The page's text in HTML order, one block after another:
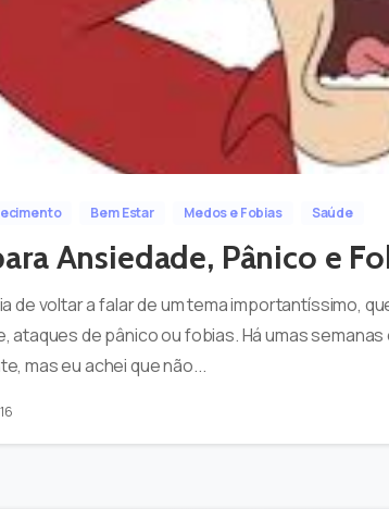
Bem Estar Medos e Fobias Saúde
Ansiedade, Pânico e
de voltar a falar de um tema importantíssimo,
ataques de pânico ou fobias. Há umas
mas eu achei que não...